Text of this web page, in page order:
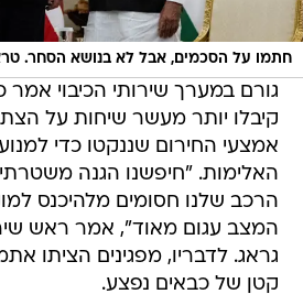
חתמו על הסכמים, אבל לא בנושא הסחר.
גורם במערך שירותי הכיבוי אמר
קיבלו יותר מעשר שיחות על
אמצעי החירום שננקטו כדי
האלימות. "חיפשנו הגנה
הרכב שלנו חסומים מלהיכנס
המצב עגום מאוד", אמר ראש
גראג. לדבריו, מפגינים הציתו
קטן של כבאים נפצע.